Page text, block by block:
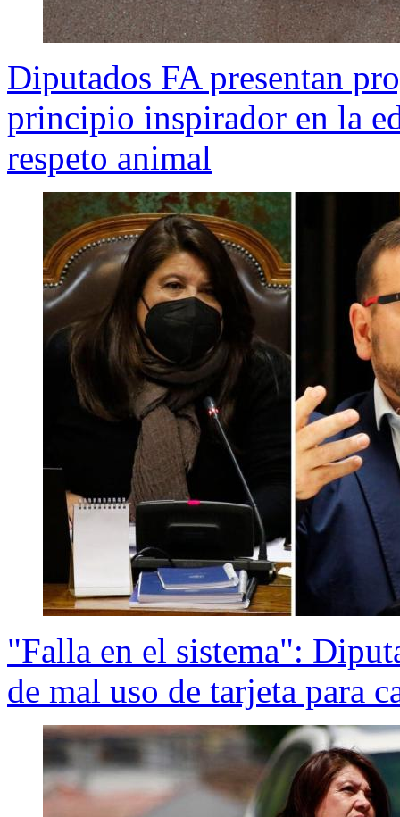
Diputados FA presentan
principio inspirador en la
respeto animal
"Falla en el sistema":
de mal uso de tarjeta para